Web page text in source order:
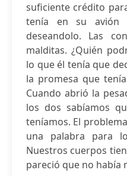
suficiente crédito
tenía en su avión
deseandolo. Las
malditas. ¿Quién
lo que él tenía que
la promesa que
Cuando abrió la
los dos sabíamos
teníamos. El
una palabra para
Nuestros cuerpos
pareció que no había